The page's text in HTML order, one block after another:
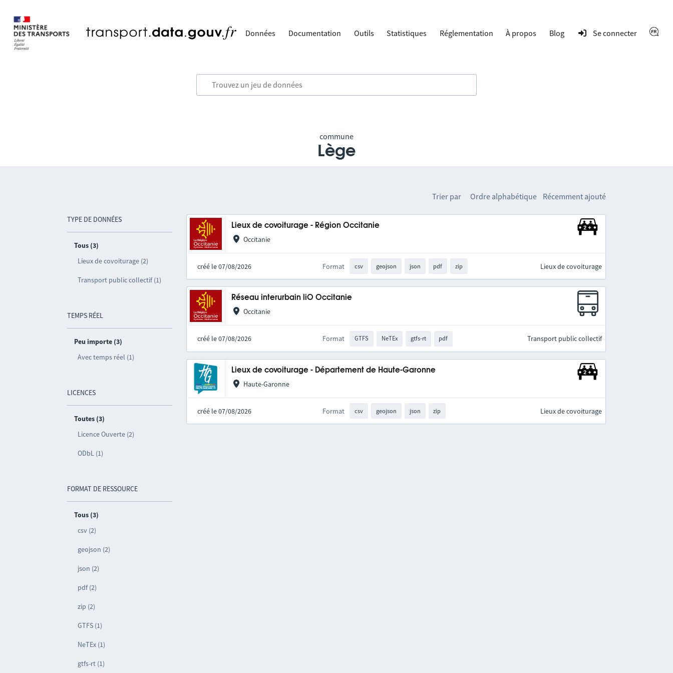
Données Documentation Outils Statistiques Réglementation À propos Blog Se connecter
commune
Lège
TYPE DE DONNÉES
Tous (3)
Lieux de covoiturage (2)
Transport public collectif (1)
TEMPS RÉEL
Peu importe (3)
Avec temps réel (1)
LICENCES
Toutes (3)
Licence Ouverte (2)
ODbL (1)
FORMAT DE RESSOURCE
Tous (3)
csv (2)
geojson (2)
json (2)
pdf (2)
zip (2)
GTFS (1)
NeTEx (1)
gtfs-rt (1)
Trier par Ordre alphabétique Récemment ajouté
Lieux de covoiturage - Région Occitanie
Occitanie
créé le 07/08/2026 Format csv geojson json pdf zip Lieux de covoiturage
Réseau interurbain liO Occitanie
Occitanie
créé le 07/08/2026 Format GTFS NeTEx gtfs-rt pdf Transport public collectif
Lieux de covoiturage - Département de Haute-Garonne
Haute-Garonne
créé le 07/08/2026 Format csv geojson json zip Lieux de covoiturage